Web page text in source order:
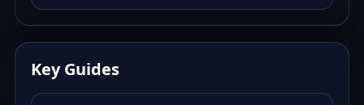
Key Guides